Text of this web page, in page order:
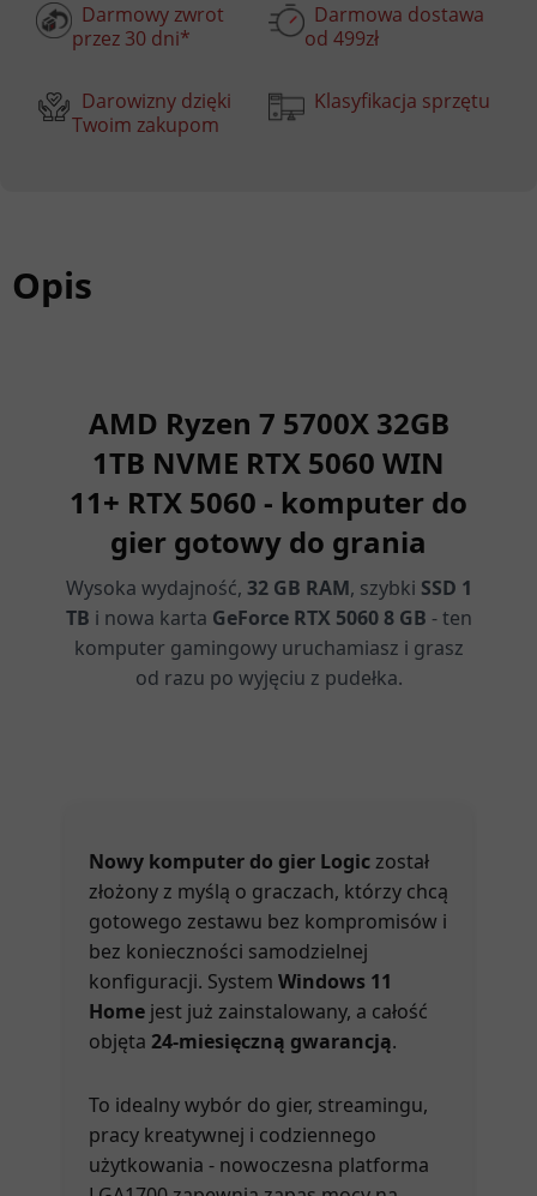
Darmowy zwrot
przez 30 dni*
Darmowa dostawa
od 499zł
Darowizny dzięki
Twoim zakupom
Klasyfikacja sprzętu
Opis
AMD Ryzen 7 5700X 32GB
1TB NVME RTX 5060 WIN
11+ RTX 5060 - komputer do
gier gotowy do grania
Wysoka wydajność, 32 GB RAM, szybki SSD 1
TB i nowa karta GeForce RTX 5060 8 GB - ten
komputer gamingowy uruchamiasz i grasz
od razu po wyjęciu z pudełka.
Nowy komputer do gier Logiczostał
złożony z myślą o graczach, którzy chcą
gotowego zestawu bez kompromisów i
bez konieczności samodzielnej
konfiguracji. System Windows 11
Home jest już zainstalowany, a całość
objęta 24-miesięczną gwarancją.
To idealny wybór do gier, streamingu,
pracy kreatywnej i codziennego
użytkowania - nowoczesna platforma